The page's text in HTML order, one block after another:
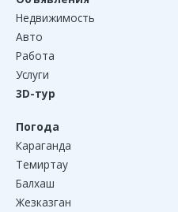
Недвижимость
Авто
Работа
Услуги
3D-тур
Погода
Караганда
Темиртау
Балхаш
Жезказган